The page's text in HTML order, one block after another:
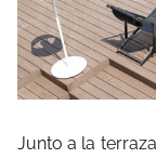
Junto a la